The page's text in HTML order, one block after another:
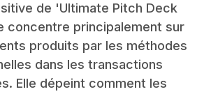
de 'Ultimate Pitch Deck
concentre principalement sur
produits par les méthodes
dans les transactions
Elle dépeint comment les